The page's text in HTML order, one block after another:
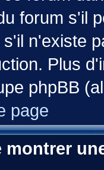
forum s'il
n'existe
Plus
phpBB
page